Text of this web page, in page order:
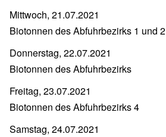
Mittwoch, 21.07.2021
Biotonnen des Abfuhrbezirks 1 und 2
Donnerstag, 22.07.2021
Biotonnen des Abfuhrbezirks
Freitag, 23.07.2021
Biotonnen des Abfuhrbezirks 4
Samstag, 24.07.2021